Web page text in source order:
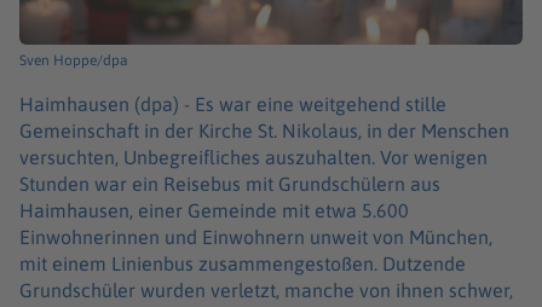
Sven Hoppe/dpa
Haimhausen (dpa) - Es war eine weitgehend stille
Gemeinschaft in der Kirche St. Nikolaus, in der Menschen
versuchten, Unbegreifliches auszuhalten. Vor wenigen
Stunden war ein Reisebus mit Grundschülern aus
Haimhausen, einer Gemeinde mit etwa 5.600
Einwohnerinnen und Einwohnern unweit von München,
mit einem Linienbus zusammengestoßen. Dutzende
Grundschüler wurden verletzt, manche von ihnen schwer,